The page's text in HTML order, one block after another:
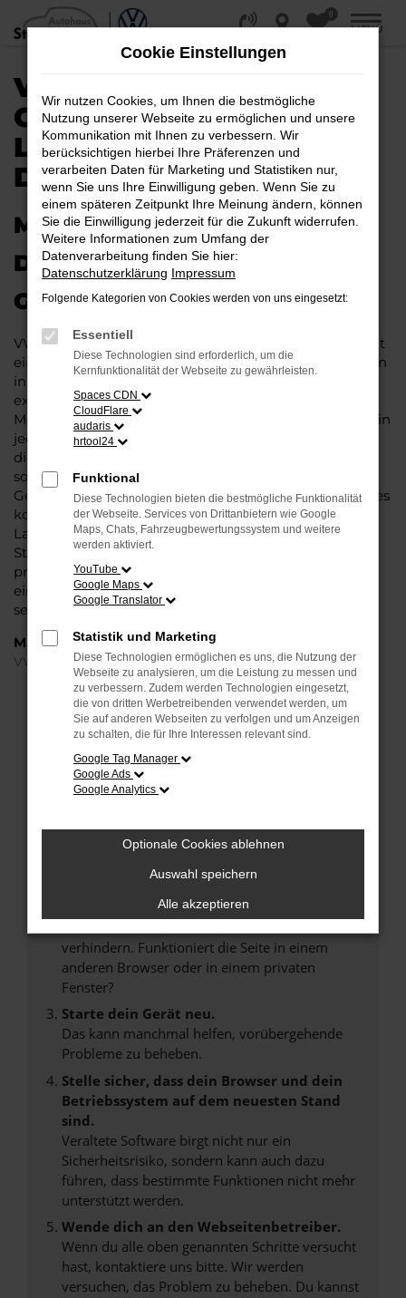
Zum
Hauptinhalt
0
MENÜ
VW GOLF
GEBRAUCHTWAGEN |
LIEFERSERVICE NACH
DORTMUND
MIT RABATT DURCH
DORTMUND MIT DEM VW
GOLF GEBRAUCHTWAGEN
VW Golf Gebrauchtwagen liegen im Trend und das hat
einen vergleichsweise einfachen Grund. Ob für Fahrten
in und um Dortmund oder längere Strecken: es
existieren schlichtweg kaum Fahrzeuge, die diesem
Modell das Wasser reichen können. Die Qualität steht in
jeder Modellgeneration außer Frage. Hinzu kommen
die vielfältigen Möglichkeiten einer Individualisierung
sowie die zahlreichen Assistenzsysteme. Ein VW Golf
Gebrauchtwagen für Dortmund ist ein Fahrzeug, wie es
kompletter nicht sein könnte und überzeugt durch
Langlebigkeit und einen sehr soliden Werterhalt. Bei
Steinböhmer kommt hinzu, dass Sie sich über einen
preislichen Nachlass freuen dürfen und beim Kauf auf
ein Unternehmen mit mehr als 80 Jahren Erfahrung
setzen.
Marken
VW
FEHLER: NETWORK ERROR
Hier sind ein paar Tipps, die dir helfen können:
Überprüfe deine Firewall und deine
Laden andere Webseiten, zum Beispiel deine
Prüfe deine Browsererweiterungen.
Manche Erweiterungen, wie Werbeblocker,
verhindern. Funktioniert die Seite in einem
anderen Browser oder in einem privaten
Fenster?
Starte dein Gerät neu.
Das kann manchmal helfen, vorübergehende
Probleme zu beheben.
Stelle sicher, dass dein Browser und dein
Betriebssystem auf dem neuesten Stand
sind.
Veraltete Software birgt nicht nur ein
Sicherheitsrisiko, sondern kann auch dazu
führen, dass bestimmte Funktionen nicht mehr
unterstützt werden.
Wende dich an den Webseitenbetreiber.
Wenn du alle oben genannten Schritte versucht
hast, kontaktiere uns bitte. Wir werden
versuchen, das Problem zu beheben. Du kannst
Cookie Einstellungen
Wir nutzen Cookies, um Ihnen die bestmögliche
Nutzung unserer Webseite zu ermöglichen und unsere
Kommunikation mit Ihnen zu verbessern. Wir
berücksichtigen hierbei Ihre Präferenzen und
verarbeiten Daten für Marketing und Statistiken nur,
wenn Sie uns Ihre Einwilligung geben. Wenn Sie zu
einem späteren Zeitpunkt Ihre Meinung ändern, können
Sie die Einwilligung jederzeit für die Zukunft widerrufen.
Weitere Informationen zum Umfang der
Datenverarbeitung finden Sie hier:
Datenschutzerklärung Impressum
Folgende Kategorien von Cookies werden von uns eingesetzt:
Essentiell
Diese Technologien sind erforderlich, um die
Kernfunktionalität der Webseite zu gewährleisten.
Spaces CDN
CloudFlare
audaris
hrtool24
Funktional
Diese Technologien bieten die bestmögliche Funktionalität
der Webseite. Services von Drittanbietern wie Google
Maps, Chats, Fahrzeugbewertungssystem und weitere
werden aktiviert.
YouTube
Google Maps
Google Translator
Statistik und Marketing
Diese Technologien ermöglichen es uns, die Nutzung der
Webseite zu analysieren, um die Leistung zu messen und
zu verbessern. Zudem werden Technologien eingesetzt,
die von dritten Werbetreibenden verwendet werden, um
Sie auf anderen Webseiten zu verfolgen und um Anzeigen
zu schalten, die für Ihre Interessen relevant sind.
Google Tag Manager
Google Ads
Google Analytics
Optionale Cookies ablehnen
Auswahl speichern
Alle akzeptieren